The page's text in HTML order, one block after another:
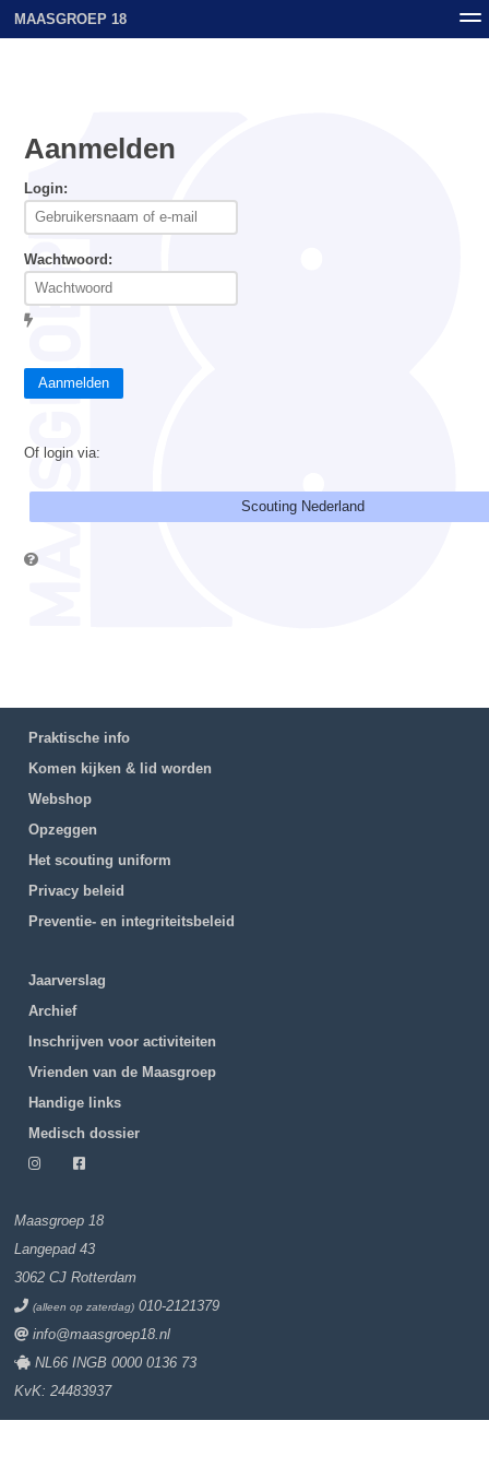
MAASGROEP 18
Aanmelden
Login:
Wachtwoord:
Aanmelden
Of login via:
Scouting Nederland
Praktische info
Komen kijken & lid worden
Webshop
Opzeggen
Het scouting uniform
Privacy beleid
Preventie- en integriteitsbeleid
Jaarverslag
Archief
Inschrijven voor activiteiten
Vrienden van de Maasgroep
Handige links
Medisch dossier
Maasgroep 18
Langepad 43
3062 CJ Rotterdam
(alleen op zaterdag) 010-2121379
info@maasgroep18.nl
NL66 INGB 0000 0136 73
KvK: 24483937